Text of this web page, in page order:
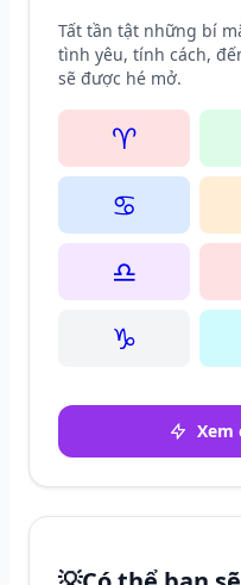
Tất tần tật những bí
tình yêu, tính cách,
sẽ được hé mở.
♈
♋
♎
♑
Xem